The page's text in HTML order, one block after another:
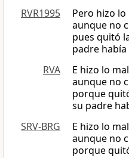
RVR1995
Pero hizo lo
aunque no
pues quitó
padre había
RVA
E hizo lo
aunque no
porque
su padre
SRV-BRG
E hizo lo
aunque no
porque